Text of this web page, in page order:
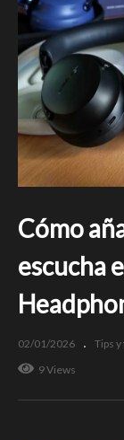
Cómo
escucha
02/01/2026 Tips
9 Views